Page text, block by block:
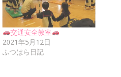
交通安全教室
2021年5月12日
ふつはら日記